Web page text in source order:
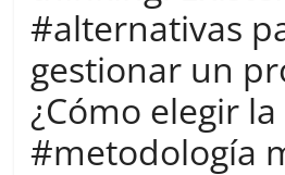
#alternativas
gestionar un
¿Cómo elegir la
#metodología